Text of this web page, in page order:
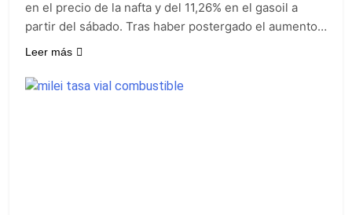
en el precio de la nafta y del 11,26% en el gasoil a
partir del sábado. Tras haber postergado el aumento…
Leer más